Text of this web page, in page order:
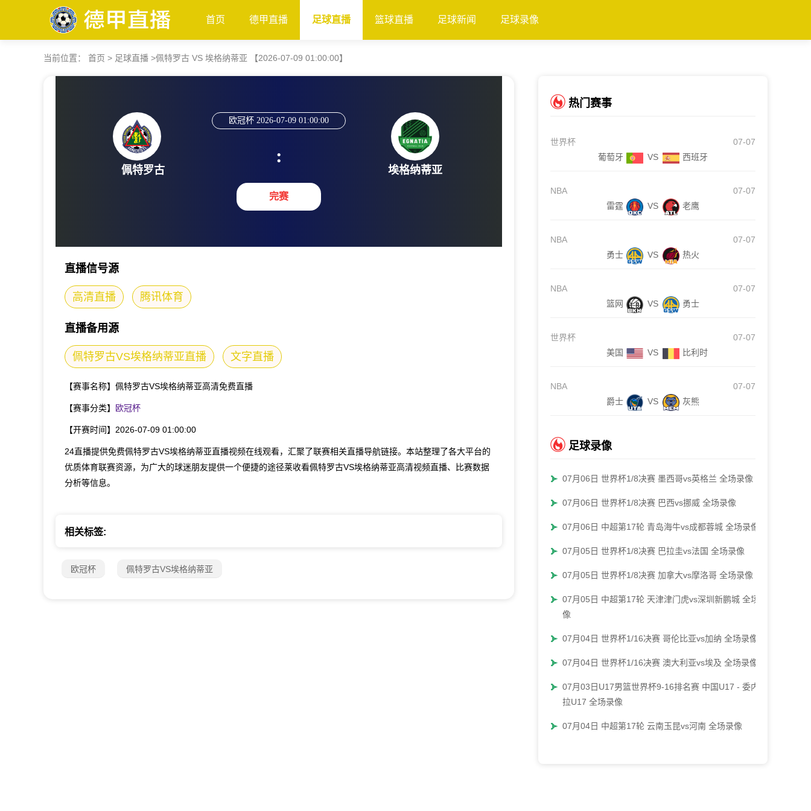
首页 德甲直播 足球直播 篮球直播 足球新闻 足球录像
当前位置： 首页 > 足球直播 >佩特罗古 VS 埃格纳蒂亚 【2026-07-09 01:00:00】
佩特罗古
欧冠杯 2026-07-09 01:00:00
:
完赛
埃格纳蒂亚
直播信号源
高清直播 腾讯体育
直播备用源
佩特罗古VS埃格纳蒂亚直播 文字直播
【赛事名称】 佩特罗古VS埃格纳蒂亚高清免费直播
【赛事分类】 欧冠杯
【开赛时间】 2026-07-09 01:00:00
24直播提供免费佩特罗古VS埃格纳蒂亚直播视频在线观看，汇聚了联赛相关直播导航链接。本站整理了各大平台的
优质体育联赛资源，为广大的球迷朋友提供一个便捷的途径莱收看佩特罗古VS埃格纳蒂亚高清视频直播、比赛数据
分析等信息。
相关标签:
欧冠杯 佩特罗古VS埃格纳蒂亚
热门赛事
世界杯
07-07
葡萄牙
VS 西班牙
NBA
07-07
雷霆
VS 老鹰
NBA
07-07
勇士
VS 热火
NBA
07-07
篮网
VS 勇士
世界杯
07-07
美国
VS 比利时
NBA
07-07
爵士
VS 灰熊
足球录像
07月06日 世界杯1/8决赛 墨西哥vs英格兰 全场录像
07月06日 世界杯1/8决赛 巴西vs挪威 全场录像
07月06日 中超第17轮 青岛海牛vs成都蓉城 全场录像
07月05日 世界杯1/8决赛 巴拉圭vs法国 全场录像
07月05日 世界杯1/8决赛 加拿大vs摩洛哥 全场录像
07月05日 中超第17轮 天津津门虎vs深圳新鹏城 全场录
像
07月04日 世界杯1/16决赛 哥伦比亚vs加纳 全场录像
07月04日 世界杯1/16决赛 澳大利亚vs埃及 全场录像
07月03日U17男篮世界杯9-16排名赛 中国U17 - 委内瑞
拉U17 全场录像
07月04日 中超第17轮 云南玉昆vs河南 全场录像